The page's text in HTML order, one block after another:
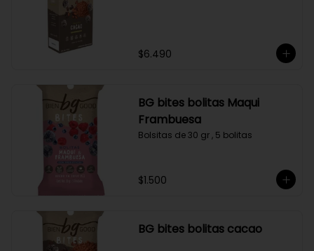
$6.490
BG bites bolitas Maqui
Frambuesa
Bolsitas de 30 gr , 5 bolitas
$1.500
BG bites bolitas cacao